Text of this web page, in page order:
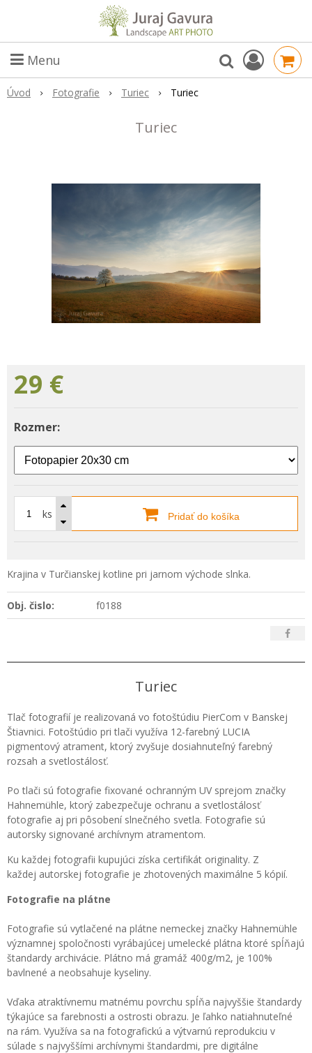
Menu
Úvod Fotografie Turiec Turiec
Turiec
29 €
Rozmer:
ks Pridať do košíka
Krajina v Turčianskej kotline pri jarnom východe slnka.
Obj. čislo: f0188
Turiec
Tlač fotografií je realizovaná vo fotoštúdiu PierCom v Banskej
Štiavnici. Fotoštúdio pri tlači využíva 12-farebný LUCIA
pigmentový atrament, ktorý zvyšuje dosiahnuteľný farebný
rozsah a svetlostálosť.
Po tlači sú fotografie fixované ochranným UV sprejom značky
Hahnemühle, ktorý zabezpečuje ochranu a svetlostálosť
fotografie aj pri pôsobení slnečného svetla. Fotografie sú
autorsky signované archívnym atramentom.
Ku každej fotografii kupujúci získa certifikát originality. Z
každej autorskej fotografie je zhotovených maximálne 5 kópií.
Fotografie na plátne
Fotografie sú vytlačené na plátne nemeckej značky Hahnemühle
významnej spoločnosti vyrábajúcej umelecké plátna ktoré spĺňajú
štandardy archivácie. Plátno má gramáž 400g/m2, je 100%
bavlnené a neobsahuje kyseliny.
Vďaka atraktívnemu matnému povrchu spĺňa najvyššie štandardy
týkajúce sa farebnosti a ostrosti obrazu. Je ľahko natiahnuteľné
na rám. Využíva sa na fotografickú a výtvarnú reprodukciu v
súlade s najvyššími archívnymi štandardmi, pre digitálne